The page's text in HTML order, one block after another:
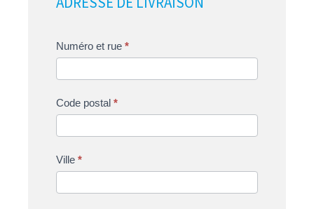
Numéro et rue *
Code postal *
Ville *